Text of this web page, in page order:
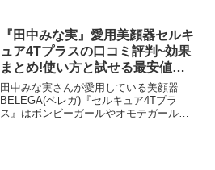
るのが確実です。このページには楽天市
場やAmazonなど大手ショッピングサイト
の販売価格を瞬時に比較できるリアルタ
イム検索ボタンがあるので有効活用しま
しょう！
『田中みな実』愛用美顔器セルキ
ュア4Tプラスの口コミ評判~効果
まとめ!使い方と試せる最安値店
舗も紹介!
田中みな実さんが愛用している美顔器
BELEGA(ベレガ)『セルキュア4Tプラ
ス』はボンビーガールやオモテガール裏